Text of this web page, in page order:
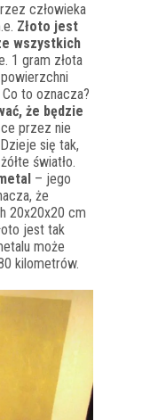
człowieka
Złoto jest
wszystkich
1 gram złota
to oznacza?
że będzie
przez nie
się tak,
światło.
– jego
że
20x20x20 cm
jest tak
może
kilometrów.